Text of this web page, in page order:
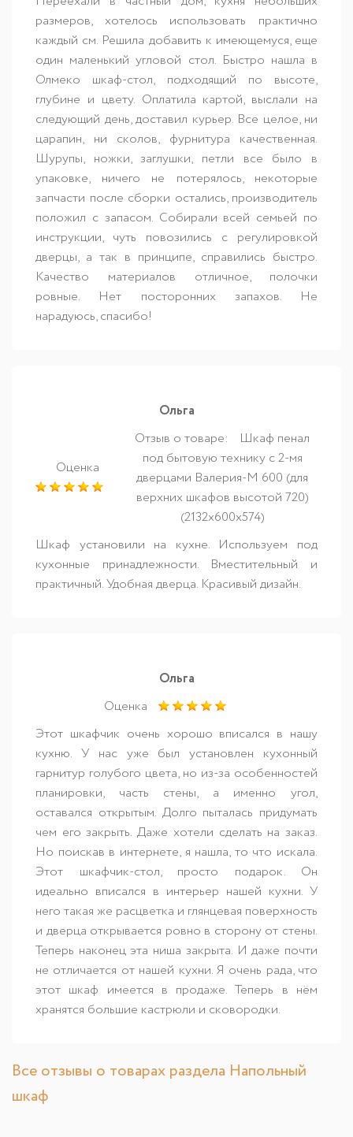
размеров, хотелось использовать практично
каждый см. Решила добавить к имеющемуся, еще
один маленький угловой стол. Быстро нашла в
Олмеко шкаф-стол, подходящий по высоте,
глубине и цвету. Оплатила картой, выслали на
следующий день, доставил курьер. Все целое, ни
царапин, ни сколов, фурнитура качественная.
Шурупы, ножки, заглушки, петли все было в
упаковке, ничего не потерялось, некоторые
запчасти после сборки остались, производитель
положил с запасом. Собирали всей семьей по
инструкции, чуть повозились с регулировкой
дверцы, а так в принципе, справились быстро.
Качество материалов отличное, полочки
ровные. Нет посторонних запахов. Не
нарадуюсь, спасибо!
Ольга
Оценка
Отзыв о товаре:
Шкаф пенал
под бытовую технику с 2-мя
дверцами Валерия-М 600 (для
верхних шкафов высотой 720)
(2132х600х574)
Шкаф установили на кухне. Используем под
кухонные принадлежности. Вместительный и
практичный. Удобная дверца. Красивый дизайн.
Ольга
Оценка
Этот шкафчик очень хорошо вписался в нашу
кухню. У нас уже был установлен кухонный
гарнитур голубого цвета, но из-за особенностей
планировки, часть стены, а именно угол,
оставался открытым. Долго пыталась придумать
чем его закрыть. Даже хотели сделать на заказ.
Но поискав в интернете, я нашла, то что искала.
Этот шкафчик-стол, просто подарок. Он
идеально вписался в интерьер нашей кухни. У
него такая же расцветка и глянцевая поверхность
и дверца открывается ровно в сторону от стены.
Теперь наконец эта ниша закрыта. И даже почти
не отличается от нашей кухни. Я очень рада, что
этот шкаф имеется в продаже. Теперь в нём
хранятся большие кастрюли и сковородки.
Все отзывы о товарах раздела Напольный
шкаф